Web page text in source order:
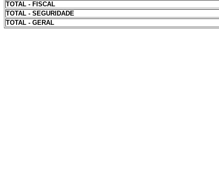
TOTAL - FISCAL
TOTAL - SEGURIDADE
TOTAL - GERAL